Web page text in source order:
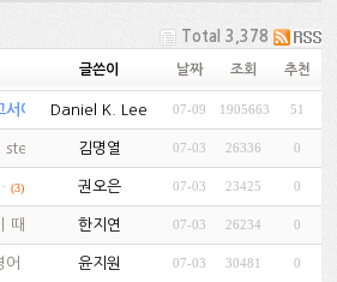
Total 3,378
글쓴이 날짜 조회 추천
서야...… (81)
Daniel K. Lee 07-09 1905663 51
step by step!…
김명열 07-03 26336 0
(3) 권오은 07-03 23425 0
때문에...… (2)
한지연 07-03 26234 0
어 한달후기 굿!…
윤지원 07-03 30481 0